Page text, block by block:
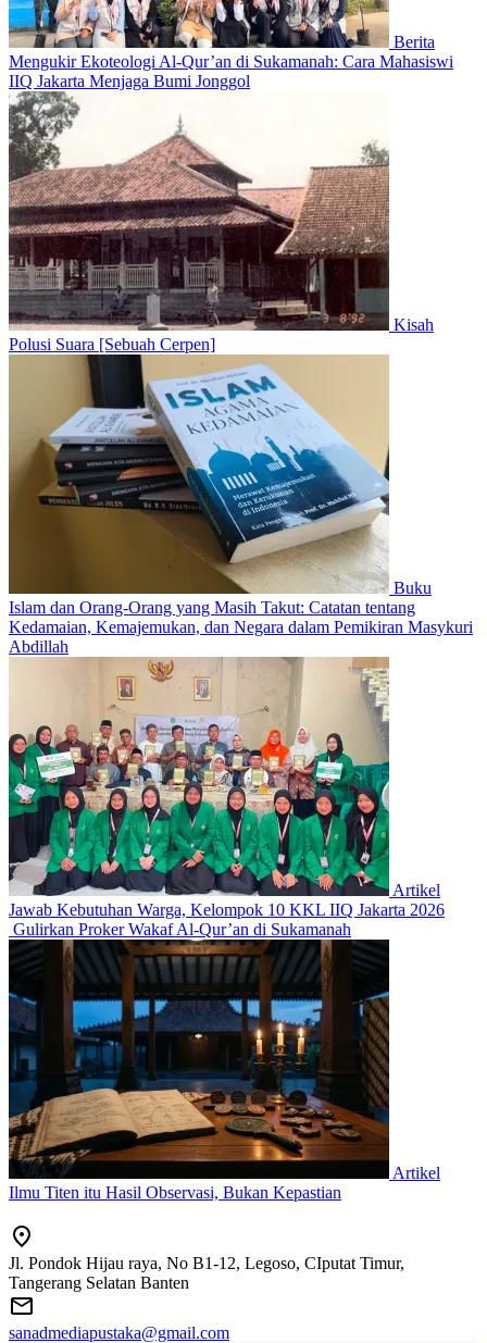
Berita
Mengukir Ekoteologi Al-Qur’an di Sukamanah: Cara Mahasiswi
IIQ Jakarta Menjaga Bumi Jonggol
Kisah
Polusi Suara [Sebuah Cerpen]
Buku
Islam dan Orang-Orang yang Masih Takut: Catatan tentang
Kedamaian, Kemajemukan, dan Negara dalam Pemikiran Masykuri
Abdillah
Artikel
Jawab Kebutuhan Warga, Kelompok 10 KKL IIQ Jakarta 2026
Gulirkan Proker Wakaf Al-Qur’an di Sukamanah
Artikel
Ilmu Titen itu Hasil Observasi, Bukan Kepastian
Jl. Pondok Hijau raya, No B1-12, Legoso, CIputat Timur,
Tangerang Selatan Banten
sanadmediapustaka@gmail.com